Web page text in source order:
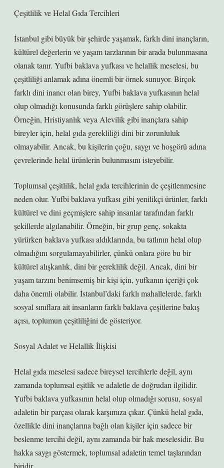
Çeşitlilik ve Helal Gıda Tercihleri
İstanbul gibi büyük bir şehirde yaşamak, farklı dini inançların,
kültürel değerlerin ve yaşam tarzlarının bir arada bulunmasına
olanak tanır. Yufbi baklava yufkası ve helallik meselesi, bu
çeşitliliği anlamak adına önemli bir örnek sunuyor. Birçok
farklı dini inancı olan birey, Yufbi baklava yufkasının helal
olup olmadığı konusunda farklı görüşlere sahip olabilir.
Örneğin, Hristiyanlık veya Alevilik gibi inançlara sahip
bireyler için, helal gıda gerekliliği dini bir zorunluluk
olmayabilir. Ancak, bu kişilerin çoğu, saygı ve hoşgörü adına
çevrelerinde helal ürünlerin bulunmasını isteyebilir.
Toplumsal çeşitlilik, helal gıda tercihlerinin de çeşitlenmesine
neden olur. Yufbi baklava yufkası gibi yenilikçi ürünler, farklı
kültürel ve dini geçmişlere sahip insanlar tarafından farklı
şekillerde algılanabilir. Örneğin, bir grup genç, sokakta
yürürken baklava yufkası aldıklarında, bu tatlının helal olup
olmadığını sorgulamayabilirler, çünkü onlara göre bu bir
kültürel alışkanlık, dini bir gereklilik değil. Ancak, dini bir
yaşam tarzını benimsemiş bir kişi için, yufkanın içeriği çok
daha önemli olabilir. İstanbul’daki farklı mahallelerde, farklı
sosyal sınıflara ait insanların farklı baklava çeşitlerine bakış
açısı, toplumun çeşitliliğini de gösteriyor.
Sosyal Adalet ve Helallik İlişkisi
Helal gıda meselesi sadece bireysel tercihlerle değil, aynı
zamanda toplumsal eşitlik ve adaletle de doğrudan ilgilidir.
Yufbi baklava yufkasının helal olup olmadığı sorusu, sosyal
adaletin bir parçası olarak karşımıza çıkar. Çünkü helal gıda,
özellikle dini inançlarına bağlı olan kişiler için sadece bir
beslenme tercihi değil, aynı zamanda bir hak meselesidir. Bu
hakka saygı göstermek, toplumsal adaletin temel taşlarından
biridir.